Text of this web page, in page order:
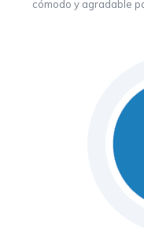
cómodo y agradable